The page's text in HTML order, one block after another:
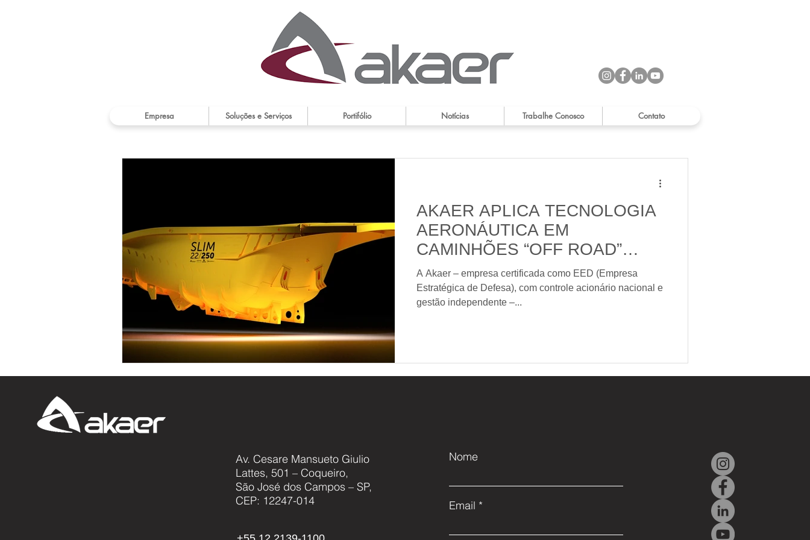
Empresa Soluções e Serviços Portifólio Notícias Trabalhe Conosco Contato
AKAER APLICA TECNOLOGIA
AERONÁUTICA EM
CAMINHÕES “OFF ROAD”
PARA MINERAÇÃO
A Akaer – empresa certificada como EED (Empresa
Estratégica de Defesa), com controle acionário nacional e
gestão independente –...
Av. Cesare Mansueto Giulio
Lattes, 501 – Coqueiro,
São José dos Campos – SP,
CEP: 12247-014
Nome
Email